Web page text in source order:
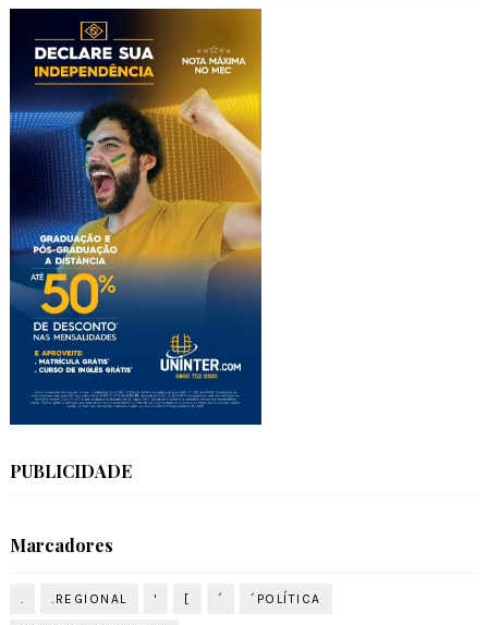
PUBLICIDADE
Marcadores
. .REGIONAL ' [ ´ ´POLÍTICA